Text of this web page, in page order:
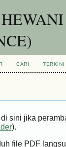
CARI TERKINI
sini jika
).
file PDF